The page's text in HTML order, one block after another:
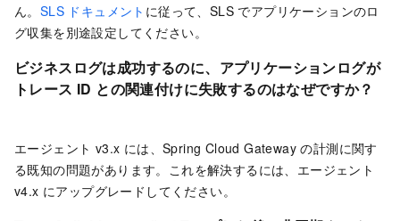
ん。 SLS ドキュメント に従って、SLS でアプリケーションのロ
グ収集を別途設定してください。
ビジネスログは成功するのに、アプリケーションログが
トレース ID との関連付けに失敗するのはなぜですか？
エージェント v3.x には、Spring Cloud Gateway の計測に関す
る既知の問題があります。これを解決するには、エージェント
v4.x にアップグレードしてください。